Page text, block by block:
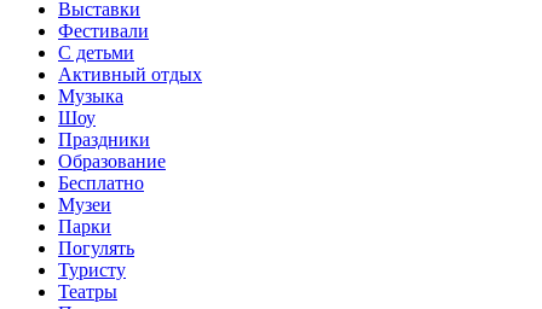
Выставки
Фестивали
С детьми
Активный отдых
Музыка
Шоу
Праздники
Образование
Бесплатно
Музеи
Парки
Погулять
Туристу
Театры